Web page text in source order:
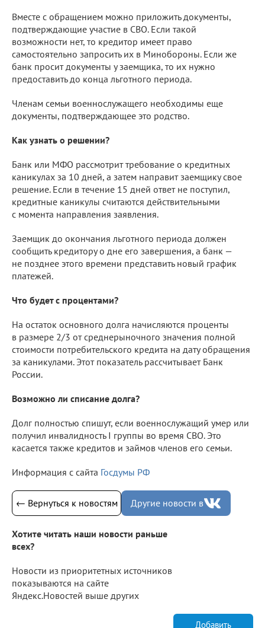
Вместе с обращением можно приложить документы,
подтверждающие участие в СВО. Если такой
возможности нет, то кредитор имеет право
самостоятельно запросить их в Минобороны. Если же
банк просит документы у заемщика, то их нужно
предоставить до конца льготного периода.
Членам семьи военнослужащего необходимы еще
документы, подтверждающее это родство.
Как узнать о решении?
Банк или МФО рассмотрит требование о кредитных
каникулах за 10 дней, а затем направит заемщику свое
решение. Если в течение 15 дней ответ не поступил,
кредитные каникулы считаются действительными
с момента направления заявления.
Заемщик до окончания льготного периода должен
сообщить кредитору о дне его завершения, а банк —
не позднее этого времени представить новый график
платежей.
Что будет с процентами?
На остаток основного долга начисляются проценты
в размере 2/3 от среднерыночного значения полной
стоимости потребительского кредита на дату обращения
за каникулами. Этот показатель рассчитывает Банк
России.
Возможно ли списание долга?
Долг полностью спишут, если военнослужащий умер или
получил инвалидность I группы во время СВО. Это
касается также кредитов и займов членов его семьи.
Информация с сайта Госдумы РФ
← Вернуться к новостям Другие новости в
Хотите читать наши новости раньше
всех?
Новости из приоритетных источников
показываются на сайте
Яндекс.Новостей выше других
Добавить